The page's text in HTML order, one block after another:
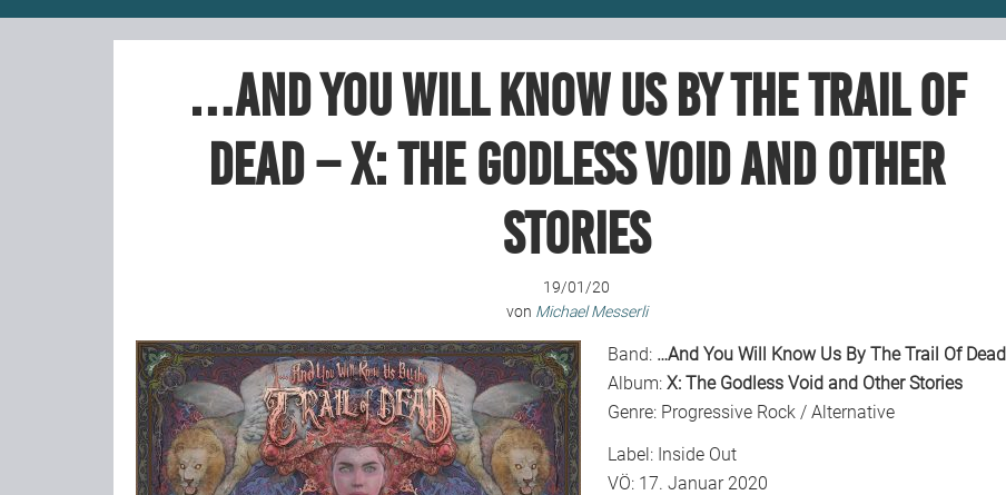
…And You Will Know Us By The Trail Of
Dead – X: The Godless Void and Other
Stories
19/01/20
von Michael Messerli
Band: …And You Will Know Us By The Trail Of Dead
Album: X: The Godless Void and Other Stories
Genre: Progressive Rock / Alternative
Label: Inside Out
VÖ: 17. Januar 2020